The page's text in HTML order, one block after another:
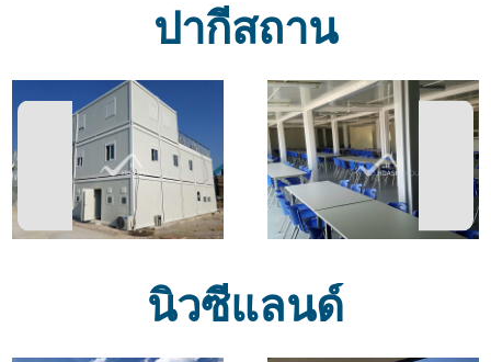
ปากีสถาน
นิวซีแลนด์